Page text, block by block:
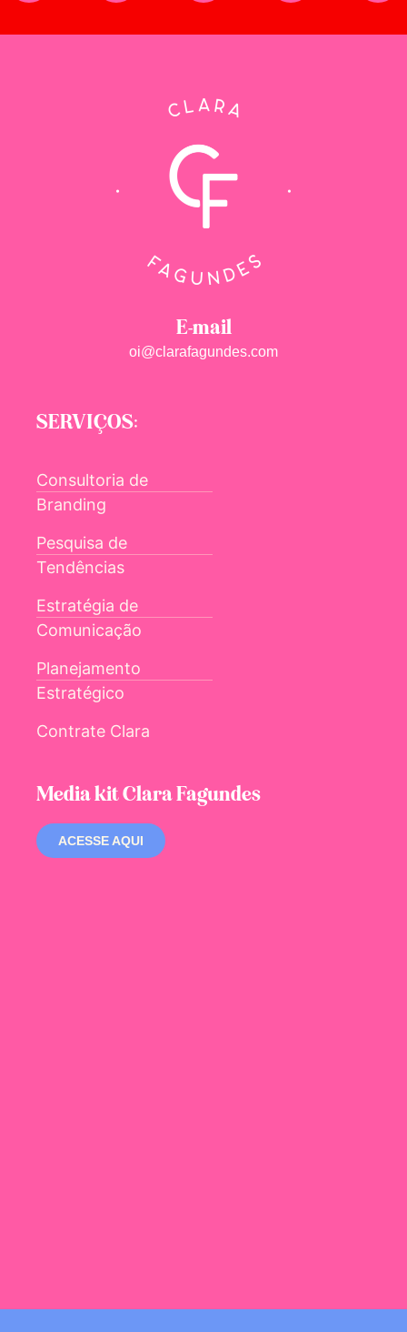
E-mail
oi@clarafagundes.com
SERVIÇOS:
Consultoria de
Branding
Pesquisa de
Tendências
Estratégia de
Comunicação
Planejamento
Estratégico
Contrate Clara
Media kit Clara Fagundes
ACESSE AQUI